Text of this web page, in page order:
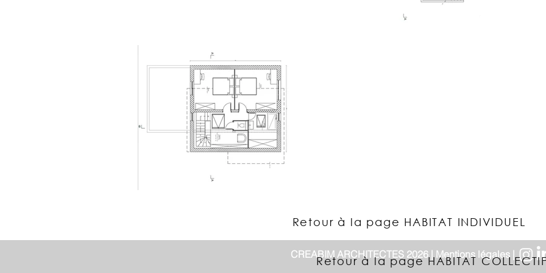
Retour à la page HABITAT INDIVIDUEL
CREABIM ARCHITECTES 2026 | Mentions légales |
Retour à la page HABITAT